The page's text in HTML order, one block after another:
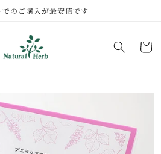
でのご購入が最安値です
ー